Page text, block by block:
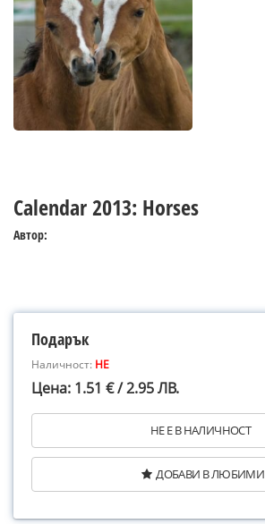
Calendar 2013: Horses
Автор:
Подарък
Наличност: НЕ
Цена: 1.51 € / 2.95 ЛВ.
НЕ Е В НАЛИЧНОСТ
ДОБАВИ В ЛЮБИМИ